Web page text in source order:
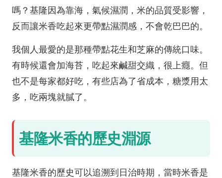
嗎？基隆因為靠海，氣候濕潤，米的品質受影響，
反而讓米香吃起來更帶點濕潤感，不會乾巴巴的。
我個人最愛的是那種帶點花生和芝麻的傳統口味。
有時候還會加海苔，吃起來鹹甜交織，很上癮。但
也不是每家都好吃，有些店為了省成本，糖漿用太
多，吃兩塊就膩了。
基隆米香的歷史淵源
基隆米香的歷史可以追溯到日治時期，當時米香是